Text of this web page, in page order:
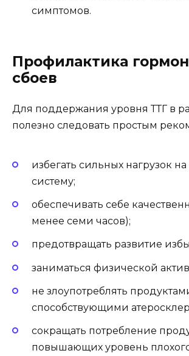
симптомов.
Профилактика
сбоев
Для поддержания уровня ТТГ в
полезно следовать простым
избегать сильных нагрузок
систему;
обеспечивать себе
менее семи часов);
предотвращать развитие
заниматься физической
не злоупотреблять
способствующими
сокращать потребление
повышающих уровень